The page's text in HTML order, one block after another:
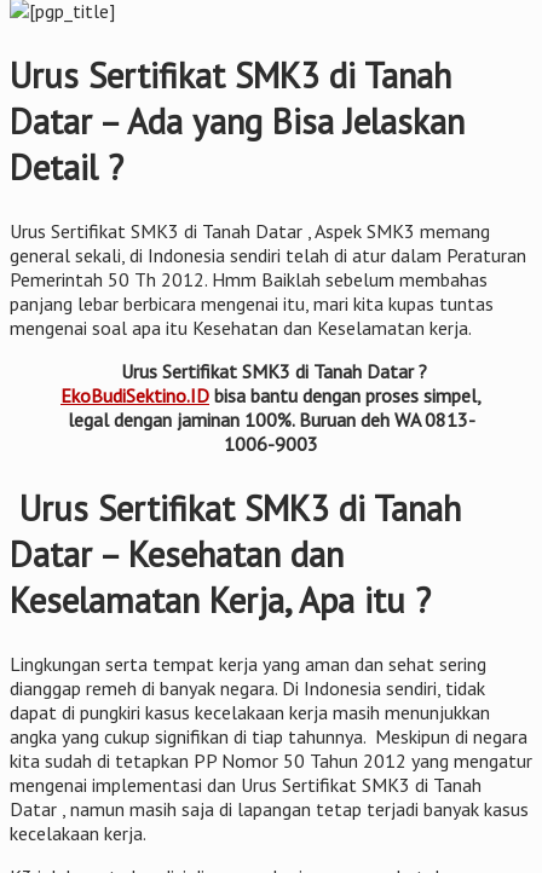
Urus Sertifikat SMK3 di Tanah
Datar – Ada yang Bisa Jelaskan
Detail ?
Urus Sertifikat SMK3 di Tanah Datar , Aspek SMK3 memang
general sekali, di Indonesia sendiri telah di atur dalam Peraturan
Pemerintah 50 Th 2012. Hmm Baiklah sebelum membahas
panjang lebar berbicara mengenai itu, mari kita kupas tuntas
mengenai soal apa itu Kesehatan dan Keselamatan kerja.
Urus Sertifikat SMK3 di Tanah Datar ?
EkoBudiSektino.ID bisa bantu dengan proses simpel,
legal dengan jaminan 100%. Buruan deh WA 0813-
1006-9003
Urus Sertifikat SMK3 di Tanah
Datar – Kesehatan dan
Keselamatan Kerja, Apa itu ?
Lingkungan serta tempat kerja yang aman dan sehat sering
dianggap remeh di banyak negara. Di Indonesia sendiri, tidak
dapat di pungkiri kasus kecelakaan kerja masih menunjukkan
angka yang cukup signifikan di tiap tahunnya. Meskipun di negara
kita sudah di tetapkan PP Nomor 50 Tahun 2012 yang mengatur
mengenai implementasi dan Urus Sertifikat SMK3 di Tanah
Datar , namun masih saja di lapangan tetap terjadi banyak kasus
kecelakaan kerja.